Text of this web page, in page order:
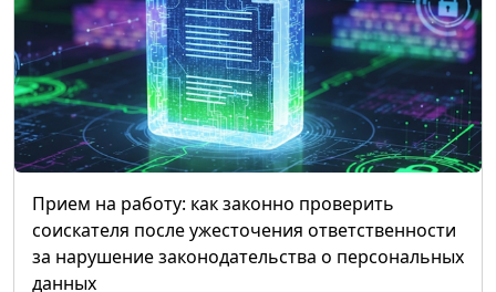
Прием на работу: как законно проверить
соискателя после ужесточения ответственности
за нарушение законодательства о персональных
данных